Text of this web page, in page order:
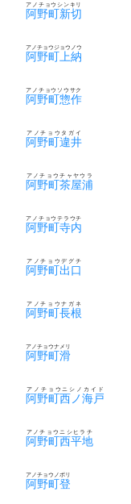
阿野町新切
アノチョウシンキリ
阿野町上納
アノチョウジョウノウ
阿野町惣作
アノチョウソウサク
阿野町違井
アノチョウタガイ
阿野町茶屋浦
アノチョウチャヤウラ
阿野町寺内
アノチョウテラウチ
阿野町出口
アノチョウデグチ
阿野町長根
アノチョウナガネ
阿野町滑
アノチョウナメリ
阿野町西ノ海戸
アノチョウニシノカイド
阿野町西平地
アノチョウニシヒラチ
阿野町登
アノチョウノボリ